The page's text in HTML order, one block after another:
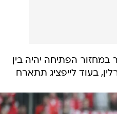
במחזור הפתיחה יהיה בין
בעוד לייפציג תתארח